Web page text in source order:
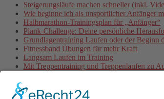
Steigerungsläufe machen schneller (inkl.
Wie beginne ich als unsportlicher Anfänger
Halbmarathon-Trainingsplan für „Anfänger“
Plank-Challenge: Deine persönliche
Grundlagentraining Laufen oder der Beginn
Fitnessband Übungen für mehr Kraft
Langsam Laufen im Training
Mit Treppentraining und Treppenlaufen zu